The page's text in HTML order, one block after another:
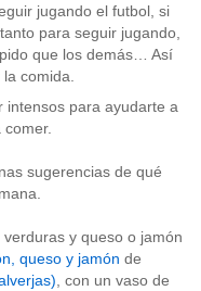
jugando el futbol, si
para seguir jugando,
que los demás… Así
comida.
intensos para ayudarte a
comer.
sugerencias de qué
y queso o jamón
queso y jamón de
, con un vaso de